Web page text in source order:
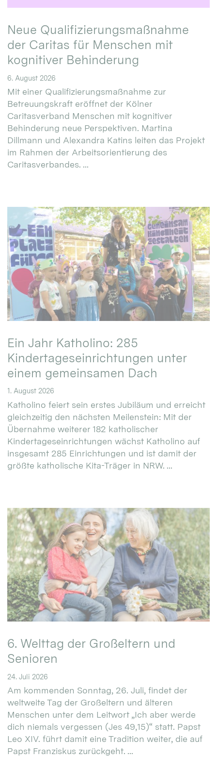
Neue Qualifizierungsmaßnahme
der Caritas für Menschen mit
kognitiver Behinderung
6. August 2026
Mit einer Qualifizierungsmaßnahme zur
Betreuungskraft eröffnet der Kölner
Caritasverband Menschen mit kognitiver
Behinderung neue Perspektiven. Martina
Dillmann und Alexandra Katins leiten das Projekt
im Rahmen der Arbeitsorientierung des
Caritasverbandes. ...
Ein Jahr Katholino: 285
Kindertageseinrichtungen unter
einem gemeinsamen Dach
1. August 2026
Katholino feiert sein erstes Jubiläum und erreicht
gleichzeitig den nächsten Meilenstein: Mit der
Übernahme weiterer 182 katholischer
Kindertageseinrichtungen wächst Katholino auf
insgesamt 285 Einrichtungen und ist damit der
größte katholische Kita-Träger in NRW. ...
6. Welttag der Großeltern und
Senioren
24. Juli 2026
Am kommenden Sonntag, 26. Juli, findet der
weltweite Tag der Großeltern und älteren
Menschen unter dem Leitwort „Ich aber werde
dich niemals vergessen (Jes 49,15)“ statt. Papst
Leo XIV. führt damit eine Tradition weiter, die auf
Papst Franziskus zurückgeht. ...